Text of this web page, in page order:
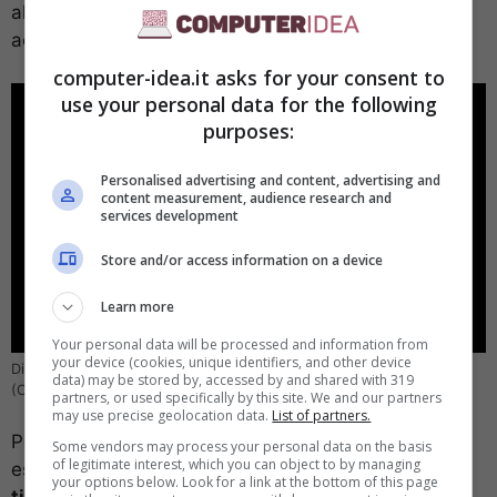
all’addio di una delle colorazioni più amate dagli
acquirenti.
Diverse anticipazioni rivelano le colorazioni dei nuovi iPhone –
(Computer-Idea.it)
Per iPhone 16 Pro e 16 Pro Max i colori dovrebbero
essere complessivamente quattro:titanio naturale
computer-idea.it asks for your consent to
use your personal data for the following
purposes:
Personalised advertising and content, advertising and
content measurement, audience research and
services development
Store and/or access information on a device
Learn more
Your personal data will be processed and information from
your device (cookies, unique identifiers, and other device
data) may be stored by, accessed by and shared with 319
partners, or used specifically by this site. We and our partners
may use precise geolocation data. List of partners.
Some vendors may process your personal data on the basis
of legitimate interest, which you can object to by managing
your options below. Look for a link at the bottom of this page